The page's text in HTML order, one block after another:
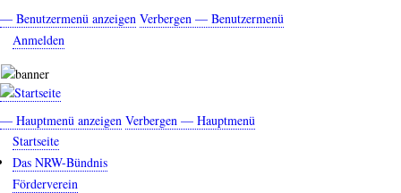
Direkt
zum
Benutzermenü
— Benutzermenü anzeigen Verbergen — Benutzermenü
Anmelden
Hauptmenü
— Hauptmenü anzeigen Verbergen — Hauptmenü
Startseite
Das NRW-Bündnis
Förderverein